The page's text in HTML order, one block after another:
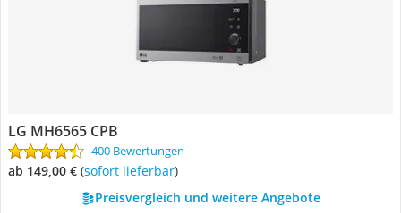
LG MH6565 CPB
400 Bewertungen
ab 149,00 € ( Sofort lieferbar)
Preisvergleich und weitere Angebote